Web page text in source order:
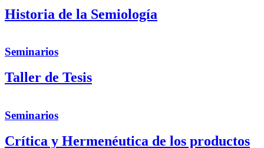
Historia de la Semiología
Seminarios
Taller de Tesis
Seminarios
Crítica y Hermenéutica de los productos